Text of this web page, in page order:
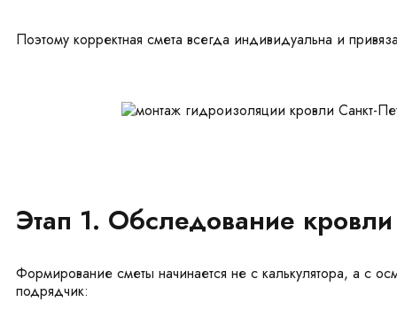
Поэтому корректная смета всегда индивидуальна и
Этап 1. Обследование
Формирование сметы начинается не с калькулятора, а с
подрядчик: